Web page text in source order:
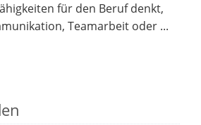
für den Beruf denkt,
Teamarbeit oder ...